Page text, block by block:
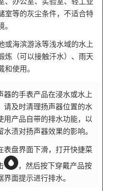
室等的灰尘条件，不适合特
。
或海滨游泳等浅水域的水上
炼（可以接触汗水）、雨天
和使用。
器的手表产品在浸水或水上
请及时清理扬声器位置的水
用产品自带的排水功能，以
水渍对扬声器效果的影响。
表盘界面下滑，打开快捷菜
，然后按下穿戴产品按
界面提示进行排水。